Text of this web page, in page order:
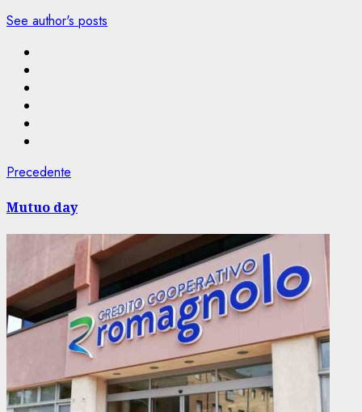
See author's posts
Navigazione
articolo
Precedente
Mutuo day